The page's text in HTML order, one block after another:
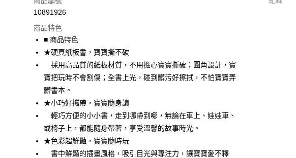
超商取貨付款
LINE Pay
Apple Pay
街口支付
悠遊付
Google Pay
AFTEE先享後付
10891926
商品特色
■ 商品特色
★硬頁紙板書，寶寶撕不破
採用高品質的紙板材質，不用擔心寶寶撕破；圓角設計，寶
寶把玩時不會割傷；全書上光，碰到髒污好擦拭，不怕寶寶弄
髒書本。
★小巧好攜帶，寶寶隨身讀
輕巧方便的小小書，走到哪帶到哪，無論在車上、娃娃車、
或椅子上，都能隨身帶著，享受溫馨的故事時光。
★色彩超鮮豔，寶寶隨時玩
書中鮮豔的插畫風格，吸引目光與專注力，讓寶寶愛不釋